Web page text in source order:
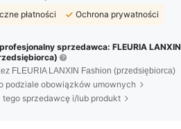
płatności
Ochrona prywatności
sprzedawca: FLEURIA LANXIN
FLEURIA LANXIN Fashion (przedsiębiorca)
podziale obowiązków umownych
tego sprzedawcę i/lub produkt